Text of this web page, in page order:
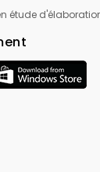
étude